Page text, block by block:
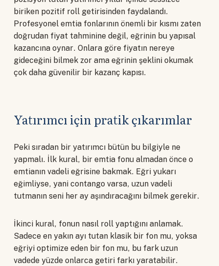
biriken pozitif roll getirisinden faydalandı.
Profesyonel emtia fonlarının önemli bir kısmı zaten
doğrudan fiyat tahminine değil, eğrinin bu yapısal
kazancına oynar. Onlara göre fiyatın nereye
gideceğini bilmek zor ama eğrinin şeklini okumak
çok daha güvenilir bir kazanç kapısı.
Yatırımcı için pratik çıkarımlar
Peki sıradan bir yatırımcı bütün bu bilgiyle ne
yapmalı. İlk kural, bir emtia fonu almadan önce o
emtianın vadeli eğrisine bakmak. Eğri yukarı
eğimliyse, yani contango varsa, uzun vadeli
tutmanın seni her ay aşındıracağını bilmek gerekir.
İkinci kural, fonun nasıl roll yaptığını anlamak.
Sadece en yakın ayı tutan klasik bir fon mu, yoksa
eğriyi optimize eden bir fon mu, bu fark uzun
vadede yüzde onlarca getiri farkı yaratabilir.